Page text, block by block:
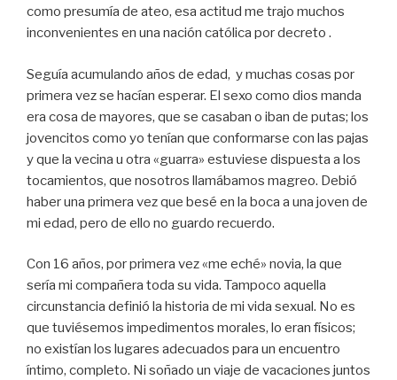
como presumía de ateo, esa actitud me trajo muchos
inconvenientes en una nación católica por decreto .
Seguía acumulando años de edad, y muchas cosas por
primera vez se hacían esperar. El sexo como dios manda
era cosa de mayores, que se casaban o iban de putas; los
jovencitos como yo tenían que conformarse con las pajas
y que la vecina u otra «guarra» estuviese dispuesta a los
tocamientos, que nosotros llamábamos magreo. Debió
haber una primera vez que besé en la boca a una joven de
mi edad, pero de ello no guardo recuerdo.
Con 16 años, por primera vez «me eché» novia, la que
sería mi compañera toda su vida. Tampoco aquella
circunstancia definió la historia de mi vida sexual. No es
que tuviésemos impedimentos morales, lo eran físicos;
no existían los lugares adecuados para un encuentro
íntimo, completo. Ni soñado un viaje de vacaciones juntos